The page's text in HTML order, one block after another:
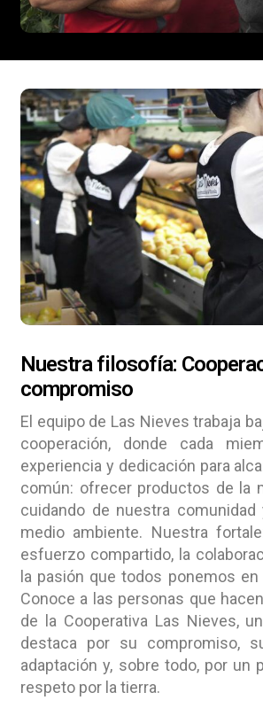
Nuestra filosofía:
compromiso
El equipo de Las Nieves trabaja
cooperación, donde cada
experiencia y dedicación para
común: ofrecer productos de la
cuidando de nuestra comunidad
medio ambiente. Nuestra
esfuerzo compartido, la
la pasión que todos ponemos
Conoce a las personas que
de la Cooperativa Las Nieves,
destaca por su compromiso,
adaptación y, sobre todo, por un
respeto por la tierra.